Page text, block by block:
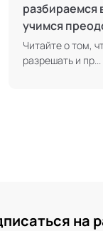
Фасилитация и
Цифровой
разбираемся
учимся
Читайте о том,
разрешать и пр...
на